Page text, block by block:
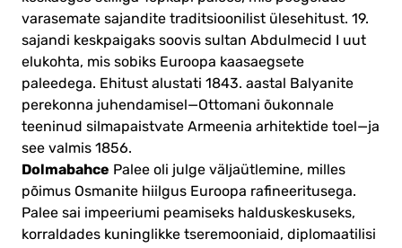
varasemate sajandite traditsioonilist ülesehitust. 19.
sajandi keskpaigaks soovis sultan Abdulmecid I uut
elukohta, mis sobiks Euroopa kaasaegsete
paleedega. Ehitust alustati 1843. aastal Balyanite
perekonna juhendamisel—Ottomani õukonnale
teeninud silmapaistvate Armeenia arhitektide toel—ja
see valmis 1856.
Dolmabahce Palee oli julge väljaütlemine, milles
põimus Osmanite hiilgus Euroopa rafineeritusega.
Palee sai impeeriumi peamiseks halduskeskuseks,
korraldades kuninglikke tseremooniaid, diplomaatilisi